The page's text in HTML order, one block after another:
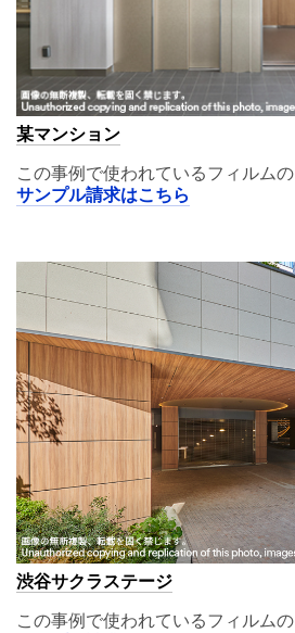
某マンション
この事例で使われているフィルムの
サンプル請求はこちら
渋谷サクラステージ
この事例で使われているフィルムの